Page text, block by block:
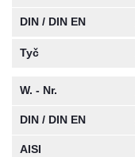
DIN / DIN EN
Tyč
W. - Nr.
DIN / DIN EN
AISI